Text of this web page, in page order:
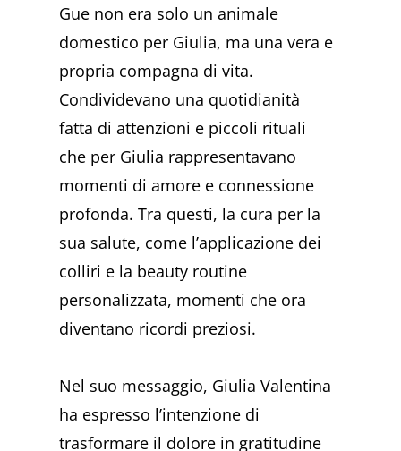
Gue non era solo un animale
domestico per Giulia, ma una vera e
propria compagna di vita.
Condividevano una quotidianità
fatta di attenzioni e piccoli rituali
che per Giulia rappresentavano
momenti di amore e connessione
profonda. Tra questi, la cura per la
sua salute, come l’applicazione dei
colliri e la beauty routine
personalizzata, momenti che ora
diventano ricordi preziosi.
Nel suo messaggio, Giulia Valentina
ha espresso l’intenzione di
trasformare il dolore in gratitudine